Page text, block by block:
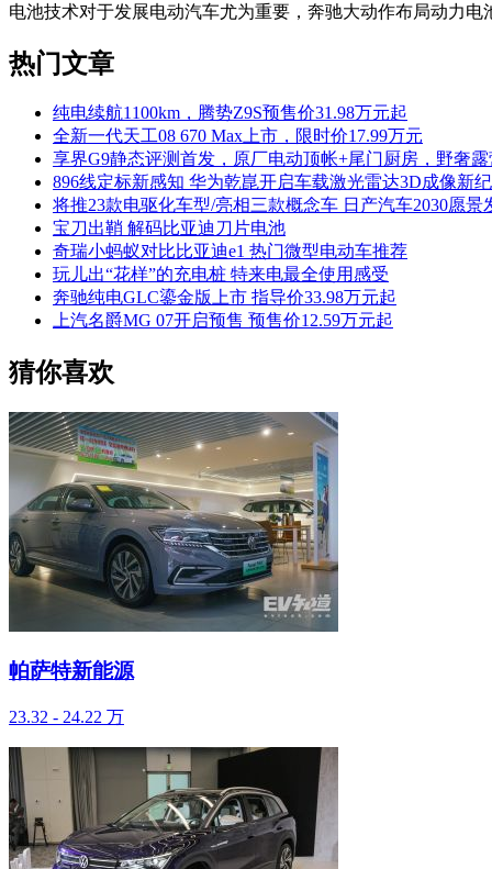
电池技术对于发展电动汽车尤为重要，奔驰大动作布局动力
热门文章
纯电续航1100km，腾势Z9S预售价31.98万元起
全新一代天工08 670 Max上市，限时价17.99万元
享界G9静态评测首发，原厂电动顶帐+尾门厨房，野奢
896线定标新感知 华为乾崑开启车载激光雷达3D成像新
将推23款电驱化车型/亮相三款概念车 日产汽车2030愿景
宝刀出鞘 解码比亚迪刀片电池
奇瑞小蚂蚁对比比亚迪e1 热门微型电动车推荐
玩儿出“花样”的充电桩 特来电最全使用感受
奔驰纯电GLC鎏金版上市 指导价33.98万元起
上汽名爵MG 07开启预售 预售价12.59万元起
猜你喜欢
帕萨特新能源
23.32 - 24.22 万